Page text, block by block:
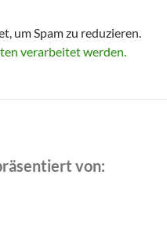
um Spam zu reduzieren.
verarbeitet werden.
von: